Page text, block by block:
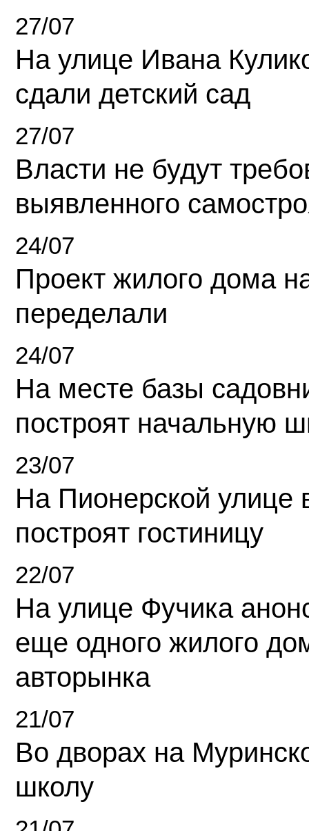
27/07
На улице Ивана
сдали детский сад
27/07
Власти не будут
выявленного
24/07
Проект жилого дома
переделали
24/07
На месте базы
построят начальную
23/07
На Пионерской улице
построят гостиницу
22/07
На улице Фучика
еще одного жилого
авторынка
21/07
Во дворах на
школу